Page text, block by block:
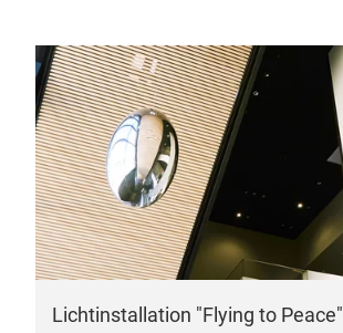
Lichtinstallation "Flying to Peace"